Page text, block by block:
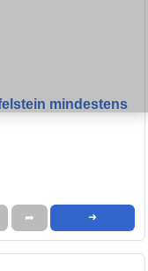
mindestens
➦ ➜